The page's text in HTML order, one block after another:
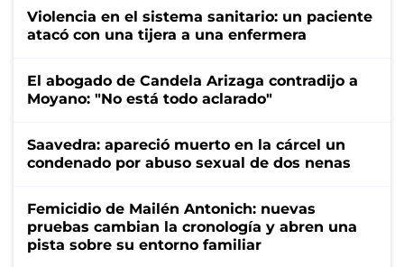
Violencia en el sistema sanitario: un paciente
atacó con una tijera a una enfermera
El abogado de Candela Arizaga contradijo a
Moyano: "No está todo aclarado"
Saavedra: apareció muerto en la cárcel un
condenado por abuso sexual de dos nenas
Femicidio de Mailén Antonich: nuevas
pruebas cambian la cronología y abren una
pista sobre su entorno familiar